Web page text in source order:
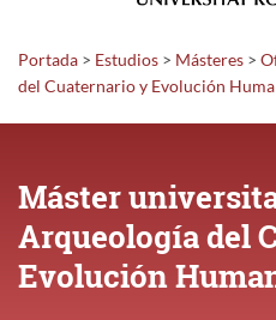
Portada > Estudios > Másteres >
del Cuaternario y Evolución
Máster
Arqueología del
Evolución